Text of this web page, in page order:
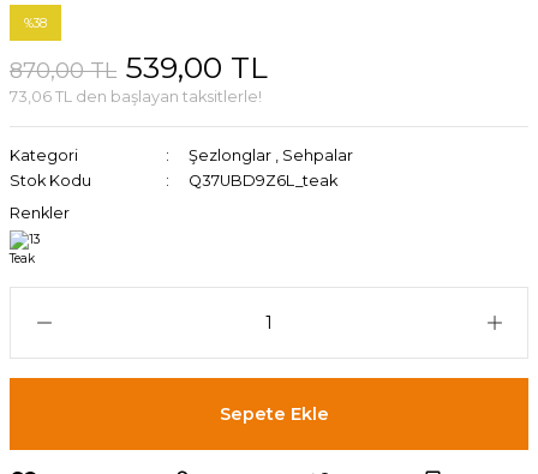
%38
870,00 TL 539,00 TL
73,06 TL den başlayan taksitlerle!
Kategori Şezlonglar , Sehpalar
Stok Kodu
Q37UBD9Z6L_teak
Renkler
Sepete Ekle